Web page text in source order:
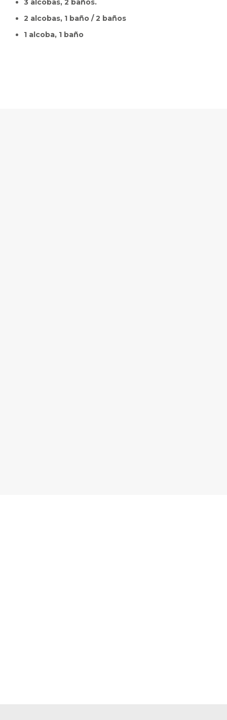
3 alcobas, 2 baños.
2 alcobas, 1 baño / 2 baños
1 alcoba, 1 baño